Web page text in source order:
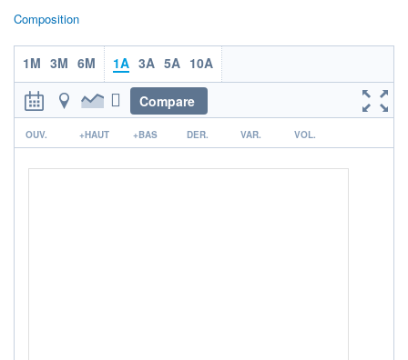
Non éligible Boursobank
ACTIF NET (EUR)
244M / 31.07.26
NOTATION MORNINGSTAR ⁽¹⁾
RISQUE DU FONDS (SRI)
Composition
1M 3M 6M 1A 3A 5A 10A
Compare
r
OUV. +HAUT +BAS DER. VAR. VOL.